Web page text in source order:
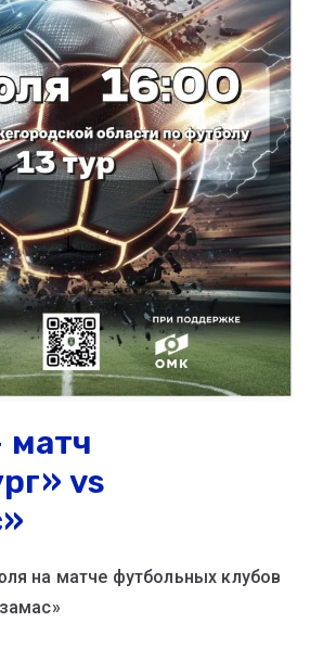
матч
vs
на матче футбольных клубов